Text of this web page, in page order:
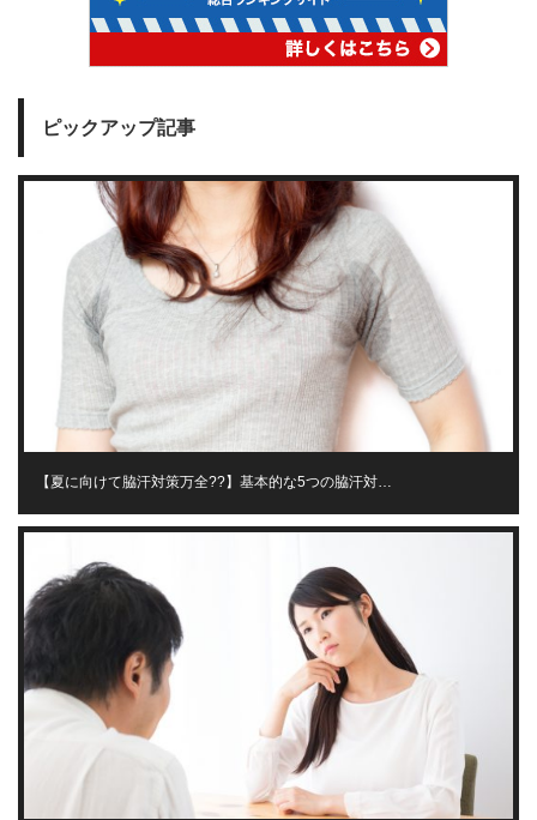
ピックアップ記事
【夏に向けて脇汗対策万全??】基本的な5つの脇汗対…